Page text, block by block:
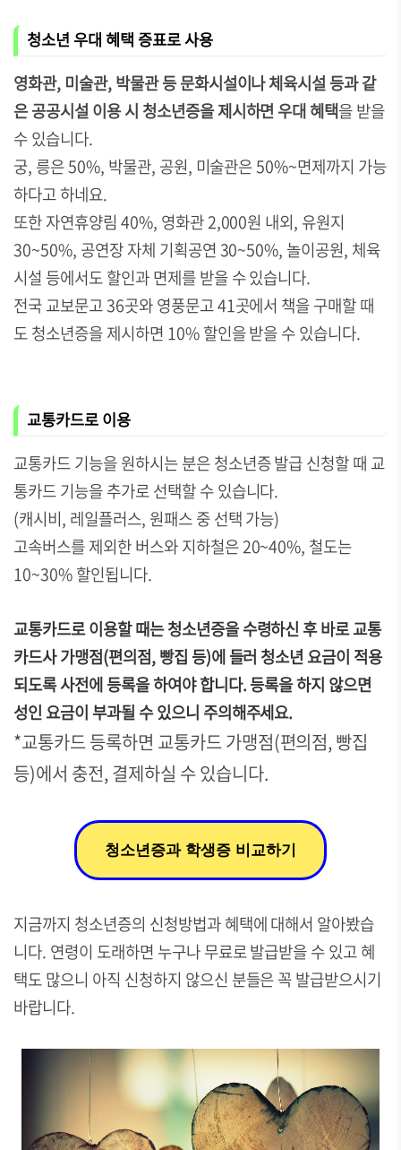
청소년 우대 혜택 증표로 사용
영화관, 미술관, 박물관 등 문화시설이나 체육시설 등과 같
은 공공시설 이용 시 청소년증을 제시하면 우대 혜택을 받을
수 있습니다.
궁, 릉은 50%, 박물관, 공원, 미술관은 50%~면제까지 가능
하다고 하네요.
또한 자연휴양림 40%, 영화관 2,000원 내외, 유원지
30~50%, 공연장 자체 기획공연 30~50%, 놀이공원, 체육
시설 등에서도 할인과 면제를 받을 수 있습니다.
전국 교보문고 36곳와 영풍문고 41곳에서 책을 구매할 때
도 청소년증을 제시하면 10% 할인을 받을 수 있습니다.
교통카드로 이용
교통카드 기능을 원하시는 분은 청소년증 발급 신청할 때 교
통카드 기능을 추가로 선택할 수 있습니다.
(캐시비, 레일플러스, 원패스 중 선택 가능)
고속버스를 제외한 버스와 지하철은 20~40%, 철도는
10~30% 할인됩니다.
교통카드로 이용할 때는 청소년증을 수령하신 후 바로 교통
카드사 가맹점(편의점, 빵집 등)에 들러 청소년 요금이 적용
되도록 사전에 등록을 하여야 합니다. 등록을 하지 않으면
성인 요금이 부과될 수 있으니 주의해주세요.
*교통카드 등록하면 교통카드 가맹점(편의점, 빵집
등)에서 충전, 결제하실 수 있습니다.
청소년증과 학생증 비교하기
지금까지 청소년증의 신청방법과 혜택에 대해서 알아봤습
니다. 연령이 도래하면 누구나 무료로 발급받을 수 있고 혜
택도 많으니 아직 신청하지 않으신 분들은 꼭 발급받으시기
바랍니다.